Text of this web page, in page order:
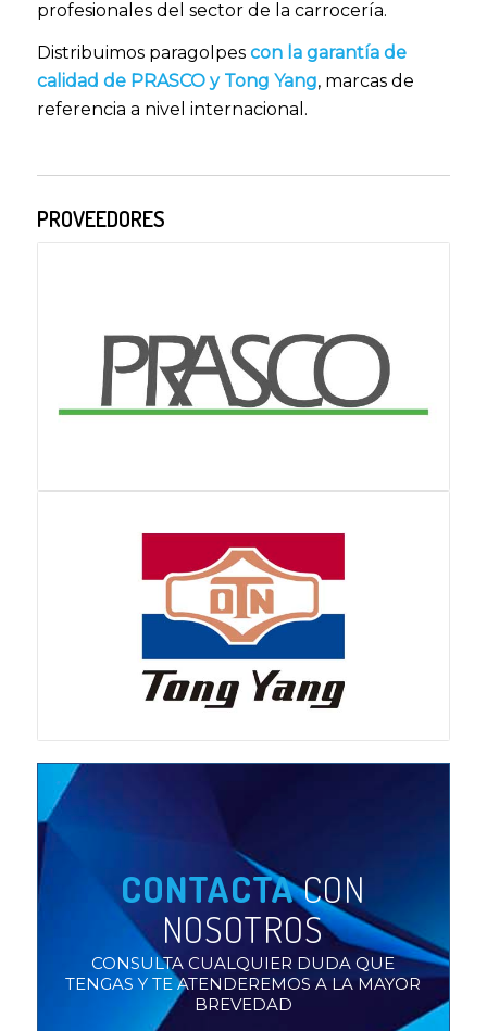
profesionales del sector de la carrocería.
Distribuimos paragolpes con la garantía de
calidad de PRASCO y Tong Yang, marcas de
referencia a nivel internacional.
PROVEEDORES
CONTACTACON
NOSOTROS
CONSULTA CUALQUIER DUDA QUE
TENGAS Y TE ATENDEREMOS A LA MAYOR
BREVEDAD